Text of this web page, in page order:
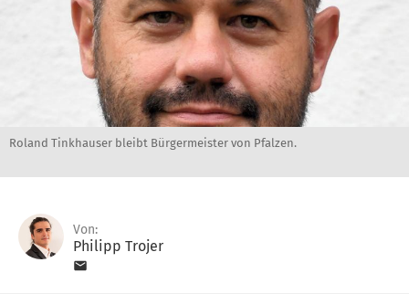
Roland Tinkhauser bleibt Bürgermeister von Pfalzen.
Von:
Philipp Trojer